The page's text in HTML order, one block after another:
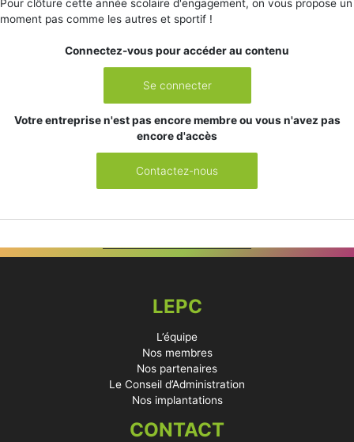
Pour clôture cette année scolaire d'engagement, on vous propose un
moment pas comme les autres et sportif !
Connectez-vous pour accéder au contenu
Se connecter
Votre entreprise n'est pas encore membre ou vous n'avez pas
encore d'accès
Contactez-nous
LEPC
L’équipe
Nos membres
Nos partenaires
Le Conseil d’Administration
Nos implantations
CONTACT